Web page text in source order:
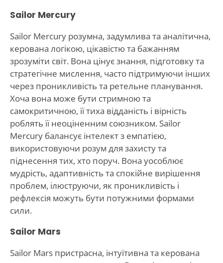
Sailor Mercury
Sailor Mercury розумна, задумлива та аналітична,
керована логікою, цікавістю та бажанням
зрозуміти світ. Вона цінує знання, підготовку та
стратегічне мислення, часто підтримуючи інших
через проникливість та ретельне планування.
Хоча вона може бути стримною та
самокритичною, її тиха відданість і вірність
роблять її неоціненним союзником. Sailor
Mercury балансує інтелект з емпатією,
використовуючи розум для захисту та
піднесення тих, хто поруч. Вона уособлює
мудрість, адаптивність та спокійне вирішення
проблем, ілюструючи, як проникливість і
рефлексія можуть бути потужними формами
сили.
Sailor Mars
Sailor Mars пристрасна, інтуїтивна та керована